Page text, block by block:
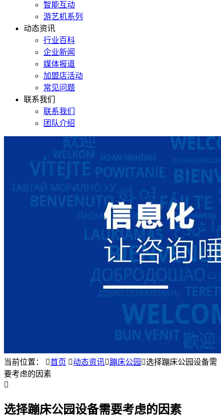
智能互动
游艺机系列
动态资讯
行业百科
企业新闻
媒体报道
加盟店活动
常见问题
联系我们
联系我们
团队介绍
当前位置： 首页 动态资讯蹦床公园 选择蹦床公园设备需
要考虑的因素

选择蹦床公园设备需要考虑的因素